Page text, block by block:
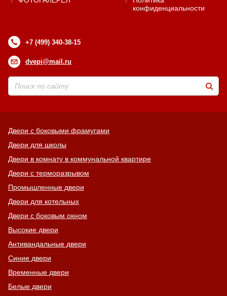
Хочу такую
конфиденциальности
+7 (499) 340-38-15
dvepi@mail.ru
Двери с боковыми фрамугами
Двери для школы
Двери в комнату в коммунальной квартире
Двери с терморазрывом
Промышленные двери
Двери для котельных
Двери с боковым окном
Высокие двери
Антивандальные двери
Синие двери
Временные двери
Белые двери